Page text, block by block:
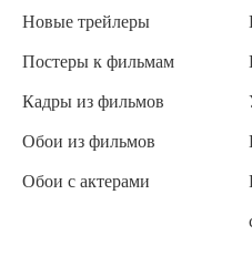
Новые трейлеры
Постеры к фильмам
Кадры из фильмов
Обои из фильмов
Обои с актерами